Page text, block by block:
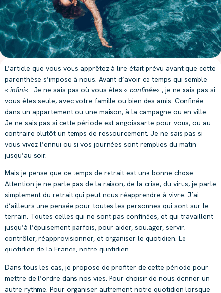
L’article que vous vous apprêtez à lire était prévu avant que cette
parenthèse s’impose à nous. Avant d’avoir ce temps qui semble
« infini« . Je ne sais pas où vous êtes « confinée« , je ne sais pas si
vous êtes seule, avec votre famille ou bien des amis. Confinée
dans un appartement ou une maison, à la campagne ou en ville.
Je ne sais pas si cette période est angoissante pour vous, ou au
contraire plutôt un temps de ressourcement. Je ne sais pas si
vous vivez l’ennui ou si vos journées sont remplies du matin
jusqu’au soir.
Mais je pense que ce temps de retrait est une bonne chose.
Attention je ne parle pas de la raison, de la crise, du virus, je parle
simplement du retrait qui peut nous réapprendre à vivre. J’ai
d’ailleurs une pensée pour toutes les personnes qui sont sur le
terrain. Toutes celles qui ne sont pas confinées, et qui travaillent
jusqu’à l’épuisement parfois, pour aider, soulager, servir,
contrôler, réapprovisionner, et organiser le quotidien. Le
quotidien de la France, notre quotidien.
Dans tous les cas, je propose de profiter de cette période pour
mettre de l’ordre dans nos vies. Pour choisir de nous donner un
autre rythme. Pour organiser autrement notre quotidien lorsque